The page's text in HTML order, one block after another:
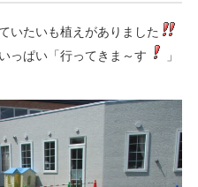
いたいも植えがありました
っぱい「行ってきま～す
」